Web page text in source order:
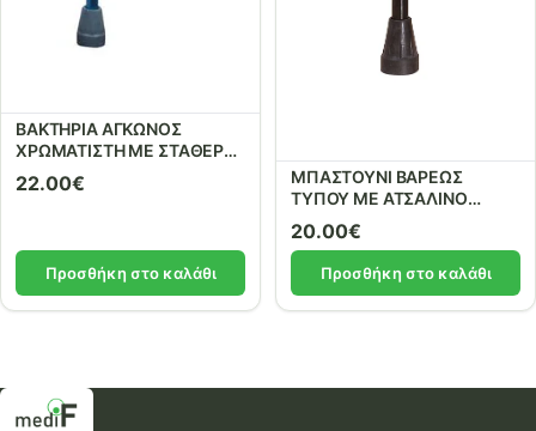
ΒΑΚΤΗΡΙΑ ΑΓΚΩΝΟΣ
ΧΡΩΜΑΤΙΣΤΗ ΜΕ ΣΤΑΘΕΡΗ
ΛΑΒΗ ΜΠΛΕ
22.00€
Προσθήκη στο καλάθι
ΜΠΑΣΤΟΥΝΙ ΒΑΡΕΩΣ
ΤΥΠΟΥ ΜΕ ΑΤΣΑΛΙΝΟ
ΣΚΕΛΕΤΟ
20.00€
Προσθήκη στο καλάθι